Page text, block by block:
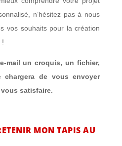
n’hésitez pas à nous
vos souhaits pour la création
!
mail un croquis, un fichier,
chargera de vous envoyer
satisfaire.
MON TAPIS AU